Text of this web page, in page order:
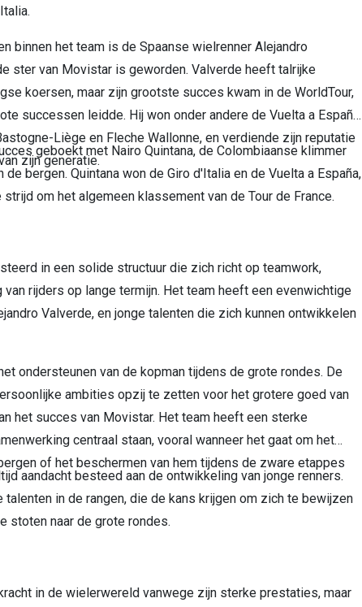
binnen het team is de Spaanse wielrenner Alejandro
ster van Movistar is geworden. Valverde heeft talrijke
koersen, maar zijn grootste succes kwam in de WorldTour,
successen leidde. Hij won onder andere de Vuelta a España
Liège en Fleche Wallonne, en verdiende zijn reputatie
zijn generatie.
geboekt met Nairo Quintana, de Colombiaanse klimmer
bergen. Quintana won de Giro d'Italia en de Vuelta a España,
om het algemeen klassement van de Tour de France.
in een solide structuur die zich richt op teamwork,
rijders op lange termijn. Het team heeft een evenwichtige
Valverde, en jonge talenten die zich kunnen ontwikkelen
ondersteunen van de kopman tijdens de grote rondes. De
ambities opzij te zetten voor het grotere goed van
het succes van Movistar. Het team heeft een sterke
centraal staan, vooral wanneer het gaat om het
of het beschermen van hem tijdens de zware etappes
aandacht besteed aan de ontwikkeling van jonge renners.
in de rangen, die de kans krijgen om zich te bewijzen
stoten naar de grote rondes.
in de wielerwereld vanwege zijn sterke prestaties, maar